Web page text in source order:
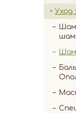
Уход